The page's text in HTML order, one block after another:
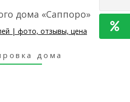
дома «Саппоро»
дома